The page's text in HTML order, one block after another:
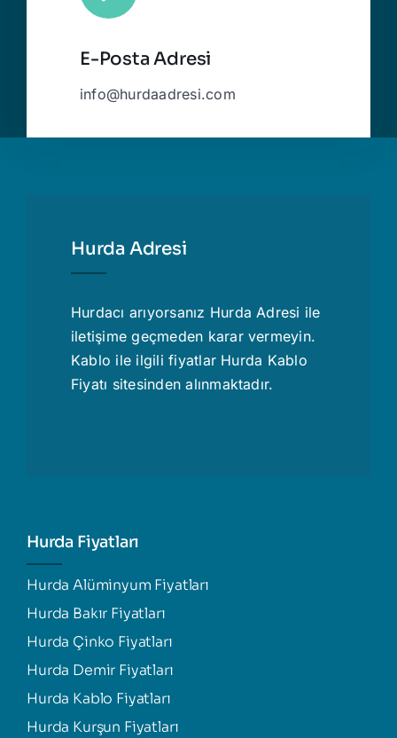
E-Posta Adresi
info@hurdaadresi.com
Hurda Adresi
Hurdacı arıyorsanız Hurda Adresi ile
iletişime geçmeden karar vermeyin.
Kablo ile ilgili fiyatlar Hurda Kablo
Fiyatı sitesinden alınmaktadır.
Hurda Fiyatları
Hurda Alüminyum Fiyatları
Hurda Bakır Fiyatları
Hurda Çinko Fiyatları
Hurda Demir Fiyatları
Hurda Kablo Fiyatları
Hurda Kurşun Fiyatları